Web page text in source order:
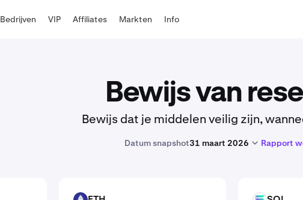
Bedrijven VIP Affiliates Markten Info
Bewijs van
Bewijs dat je middelen veilig zijn,
Datum snapshot31 maart 2026 Rapport